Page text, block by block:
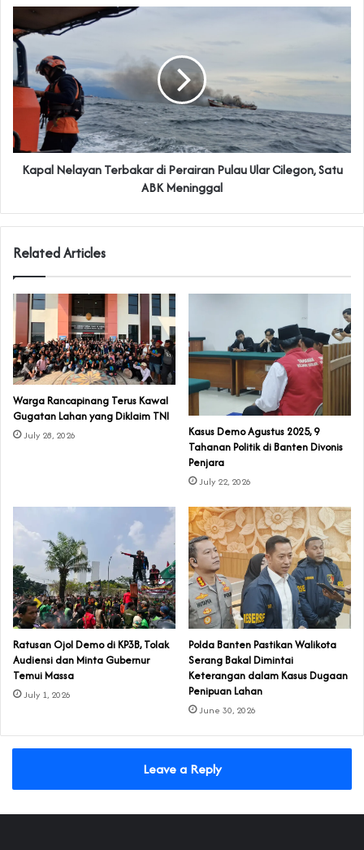
Kapal Nelayan Terbakar di Perairan Pulau Ular Cilegon, Satu
ABK Meninggal
Related Articles
‎Warga Rancapinang Terus Kawal
Gugatan Lahan yang Diklaim TNI‎‎
July 28, 2026
‎Kasus Demo Agustus 2025, 9
Tahanan Politik di Banten Divonis
Penjara
July 22, 2026
‎Ratusan Ojol Demo di KP3B, Tolak
Audiensi dan Minta Gubernur
Temui Massa
July 1, 2026
Polda Banten Pastikan Walikota
Serang Bakal Dimintai
Keterangan dalam Kasus Dugaan
Penipuan Lahan
June 30, 2026
Leave a Reply